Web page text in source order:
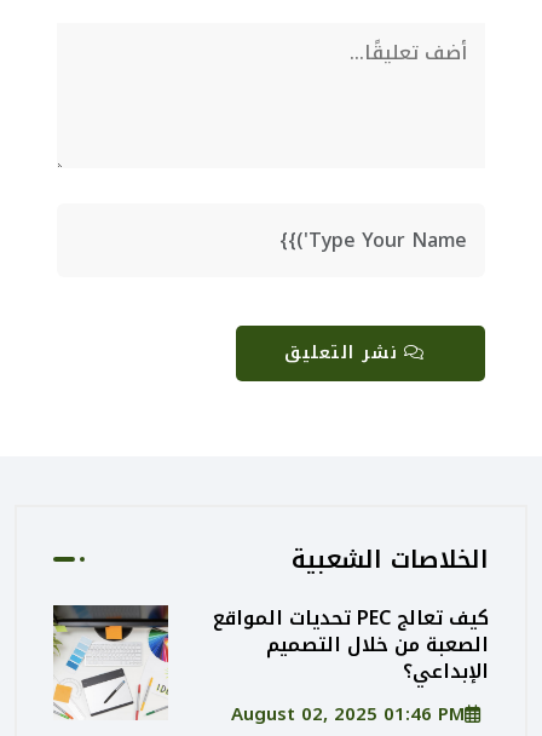
نشر التعليق
الخلاصات الشعبية
كيف تعالج PEC تحديات المواقع
الصعبة من خلال التصميم
الإبداعي؟
August 02, 2025 01:46 PM